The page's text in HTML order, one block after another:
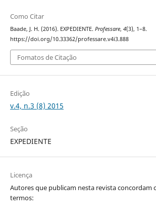
Como Citar
Baade, J. H. (2016). EXPEDIENTE. Professare, 4(3), 1–8.
https://doi.org/10.33362/professare.v4i3.888
Fomatos de Citação
Edição
v.4, n.3 (8) 2015
Seção
EXPEDIENTE
Licença
Autores que publicam nesta revista concordam
termos: